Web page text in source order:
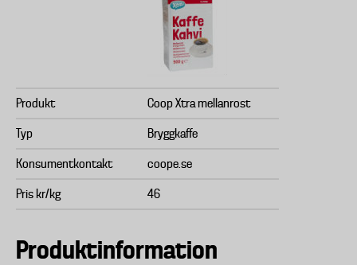
Produkt Coop Xtra mellanrost
Typ Bryggkaffe
Konsumentkontakt coope.se
Pris kr/kg 46
Produktinformation